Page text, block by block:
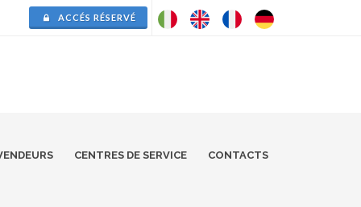
ACCÉS RÉSERVÉ
CENTRES DE SERVICE CONTACTS